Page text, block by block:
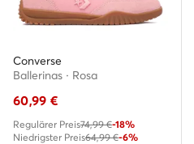
Converse
Ballerinas · Rosa
60,99 €
Regulärer Preis74,99 €-18%
Niedrigster Preis64,99 €-6%